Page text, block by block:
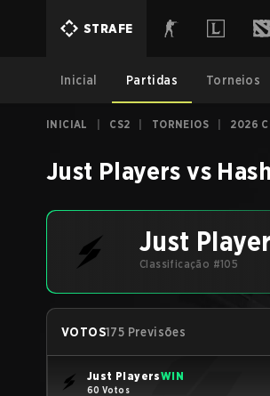
STRAFE
Inicial Partidas Torneios
INICIAL CS2 TORNEIOS 2026
Just Players vs
Just
Classificação #105
VOTOS175 Previsões
Just PlayersWIN
60 Votos